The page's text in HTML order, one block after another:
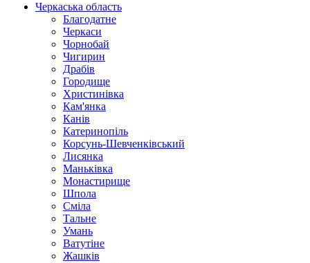
Черкаська область
Благодатне
Черкаси
Чорнобай
Чигирин
Драбів
Городище
Христинівка
Кам'янка
Канів
Катеринопіль
Корсунь-Шевченківський
Лисянка
Маньківка
Монастирище
Шпола
Сміла
Тальне
Умань
Ватутіне
Жашків